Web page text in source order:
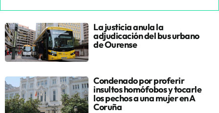
La justicia anula la
adjudicación del bus urbano
de Ourense
Condenado por proferir
insultos homófobos y tocarle
los pechos a una mujer en A
Coruña